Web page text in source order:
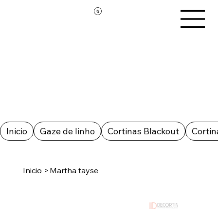
Inicio Gaze de linho Cortinas Blackout
Inicio > Martha tayse